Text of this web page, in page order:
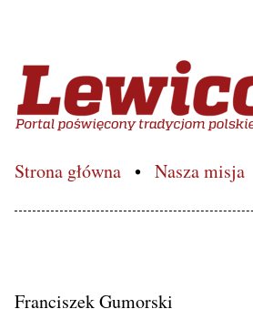
Lewicowo.pl
Strona główna Nasza misja
Franciszek Gumorski